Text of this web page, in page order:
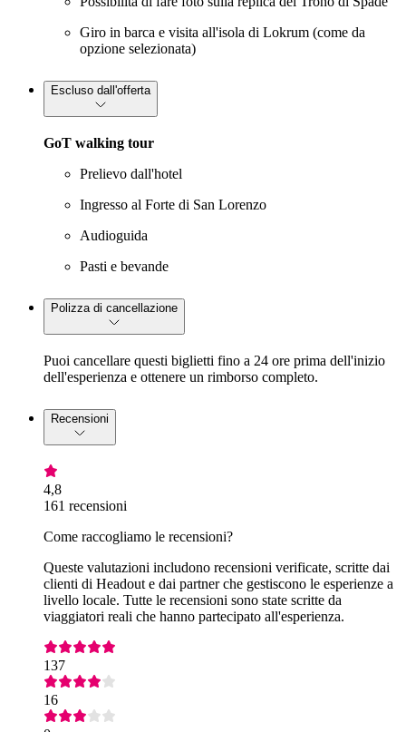
Giro in barca e visita all'isola di Lokrum (come da
opzione selezionata)
Escluso dall'offerta
GoT walking tour
Prelievo dall'hotel
Ingresso al Forte di San Lorenzo
Audioguida
Pasti e bevande
Polizza di cancellazione
Puoi cancellare questi biglietti fino a 24 ore prima dell'inizio
dell'esperienza e ottenere un rimborso completo.
Recensioni
4,8
161 recensioni
Come raccogliamo le recensioni?
Queste valutazioni includono recensioni verificate, scritte dai
clienti di Headout e dai partner che gestiscono le esperienze a
livello locale. Tutte le recensioni sono state scritte da
viaggiatori reali che hanno partecipato all'esperienza.
137
16